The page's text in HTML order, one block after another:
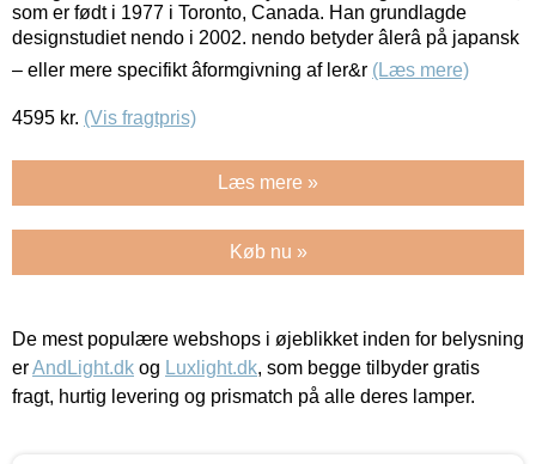
som er født i 1977 i Toronto, Canada. Han grundlagde
designstudiet nendo i 2002. nendo betyder âlerâ på japansk
– eller mere specifikt âformgivning af ler&r (Læs mere)
4595 kr. (Vis fragtpris)
Læs mere »
Køb nu »
De mest populære webshops i øjeblikket inden for belysning
erAndLight.dk og Luxlight.dk, som begge tilbyder gratis
fragt, hurtig levering og prismatch på alle deres lamper.